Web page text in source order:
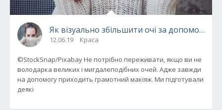
Як візуально збільшити очі за допомогою
12.06.19 Краса
©StockSnap/Pixabay Не потрібно переживати, якщо ви не
володарка великих і мигдалеподібних очей. Адже завжди
на допомогу приходить грамотний макіяж. Ми підготували
деякі